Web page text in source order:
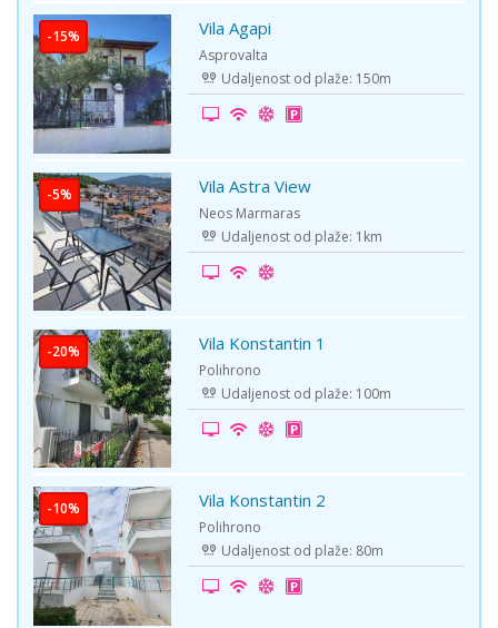
-15% Vila Agapi
Asprovalta
Udaljenost od plaže: 150m
-5% Vila Astra View
Neos Marmaras
Udaljenost od plaže: 1km
-20% Vila Konstantin 1
Polihrono
Udaljenost od plaže: 100m
-10% Vila Konstantin 2
Polihrono
Udaljenost od plaže: 80m